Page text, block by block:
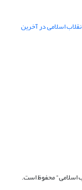
اسلامی در آخرین
اسلامی" محفوظ است.